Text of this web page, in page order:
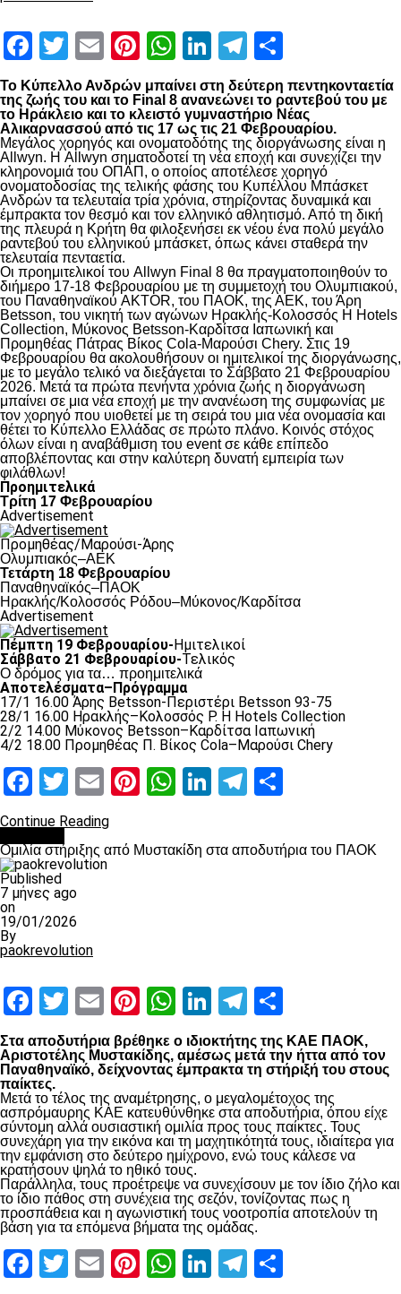
Facebook
Twitter
EmailPinterest
WhatsApp
LinkedIn
Telegram
Το Κύπελλο Ανδρών μπαίνει στη δεύτερη πεντηκονταετία
της ζωής του και το Final 8 ανανεώνει το ραντεβού του με
το Ηράκλειο και το κλειστό γυμναστήριο Νέας
Αλικαρνασσού από τις 17 ως τις 21 Φεβρουαρίου.
Μεγάλος χορηγός και ονοματοδότης της διοργάνωσης είναι η
Allwyn. Η Allwyn σηματοδοτεί τη νέα εποχή και συνεχίζει την
κληρονομιά του ΟΠΑΠ, ο οποίος αποτέλεσε χορηγό
ονοματοδοσίας της τελικής φάσης του Κυπέλλου Μπάσκετ
Ανδρών τα τελευταία τρία χρόνια, στηρίζοντας δυναμικά και
έμπρακτα τον θεσμό και τον ελληνικό αθλητισμό. Από τη δική
της πλευρά η Κρήτη θα φιλοξενήσει εκ νέου ένα πολύ μεγάλο
ραντεβού του ελληνικού μπάσκετ, όπως κάνει σταθερά την
τελευταία πενταετία.
Οι προημιτελικοί του Allwyn Final 8 θα πραγματοποιηθούν το
διήμερο 17-18 Φεβρουαρίου με τη συμμετοχή του Ολυμπιακού,
του Παναθηναϊκού AKTOR, του ΠΑΟΚ, της ΑΕΚ, του Άρη
Betsson, του νικητή των αγώνων Ηρακλής-Κολοσσός H Hotels
Collection, Μύκονος Betsson-Καρδίτσα Ιαπωνική και
Προμηθέας Πάτρας Βίκος Cola-Μαρούσι Chery. Στις 19
Φεβρουαρίου θα ακολουθήσουν οι ημιτελικοί της διοργάνωσης,
με το μεγάλο τελικό να διεξάγεται το Σάββατο 21 Φεβρουαρίου
2026. Μετά τα πρώτα πενήντα χρόνια ζωής η διοργάνωση
μπαίνει σε μια νέα εποχή με την ανανέωση της συμφωνίας με
τον χορηγό που υιοθετεί με τη σειρά του μια νέα ονομασία και
θέτει το Κύπελλο Ελλάδας σε πρώτο πλάνο. Κοινός στόχος
όλων είναι η αναβάθμιση του event σε κάθε επίπεδο
αποβλέποντας και στην καλύτερη δυνατή εμπειρία των
φιλάθλων!
Προημιτελικά
Τρίτη 17 Φεβρουαρίου
Advertisement
Προμηθέας/Μαρούσι-Άρης
Ολυμπιακός–ΑΕΚ
Τετάρτη 18 Φεβρουαρίου
Παναθηναϊκός–ΠΑΟΚ
Hρακλής/Κολοσσός Ρόδου–Μύκονος/Καρδίτσα
Advertisement
Πέμπτη 19 Φεβρουαρίου-Ημιτελικοί
Σάββατο 21 Φεβρουαρίου-Τελικός
Ο δρόμος για τα… προημιτελικά
Αποτελέσματα–Πρόγραμμα
17/1 16.00 Άρης Betsson-Περιστέρι Betsson 93-75
28/1 16.00 Ηρακλής–Κολοσσός Ρ. H Hotels Collection
2/2 14.00 Μύκονος Betsson–Καρδίτσα Ιαπωνική
4/2 18.00 Προμηθέας Π. Βίκος Cola–Μαρούσι Chery
Facebook
Twitter
EmailPinterest
WhatsApp
LinkedIn
Telegram
Continue Reading
Ομιλία στήριξης από Μυστακίδη στα αποδυτήρια του ΠΑΟΚ
Published
7 μήνες ago
on
19/01/2026
By
paokrevolution
Facebook
Twitter
EmailPinterest
WhatsApp
LinkedIn
Telegram
Στα αποδυτήρια βρέθηκε ο ιδιοκτήτης της ΚΑΕ ΠΑΟΚ,
Αριστοτέλης Μυστακίδης, αμέσως μετά την ήττα από τον
Παναθηναϊκό, δείχνοντας έμπρακτα τη στήριξή του στους
παίκτες.
Μετά το τέλος της αναμέτρησης, ο μεγαλομέτοχος της
ασπρόμαυρης ΚΑΕ κατευθύνθηκε στα αποδυτήρια, όπου είχε
σύντομη αλλά ουσιαστική ομιλία προς τους παίκτες. Τους
συνεχάρη για την εικόνα και τη μαχητικότητά τους, ιδιαίτερα για
την εμφάνιση στο δεύτερο ημίχρονο, ενώ τους κάλεσε να
κρατήσουν ψηλά το ηθικό τους.
Παράλληλα, τους προέτρεψε να συνεχίσουν με τον ίδιο ζήλο και
το ίδιο πάθος στη συνέχεια της σεζόν, τονίζοντας πως η
προσπάθεια και η αγωνιστική τους νοοτροπία αποτελούν τη
βάση για τα επόμενα βήματα της ομάδας.
Facebook
Twitter
EmailPinterest
WhatsApp
LinkedIn
Telegram